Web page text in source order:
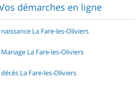
démarches en ligne
La Fare-les-Oliviers
La Fare-les-Oliviers
La Fare-les-Oliviers